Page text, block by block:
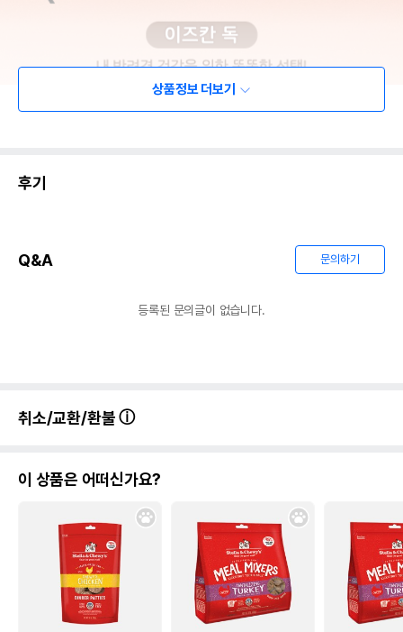
상품정보 더보기
후기
Q&A 문의하기
등록된 문의글이 없습니다.
취소/교환/환불
이 상품은 어떠신가요?